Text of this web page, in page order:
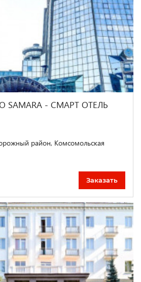
SAMARA - СМАРТ ОТЕЛЬ
район, Комсомольская
Заказать